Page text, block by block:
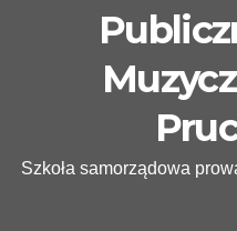
Szkoła samorządowa